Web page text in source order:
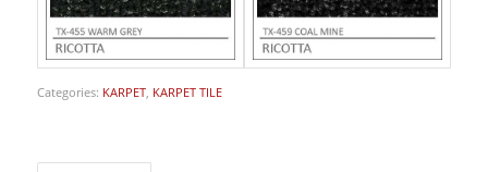
Categories: KARPET, KARPET TILE